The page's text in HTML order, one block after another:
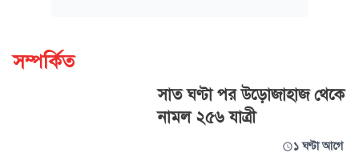
সম্পর্কিত
সাত ঘণ্টা পর উড়োজাহাজ থেকে
নামল ২৫৬ যাত্রী
১ ঘণ্টা আগে